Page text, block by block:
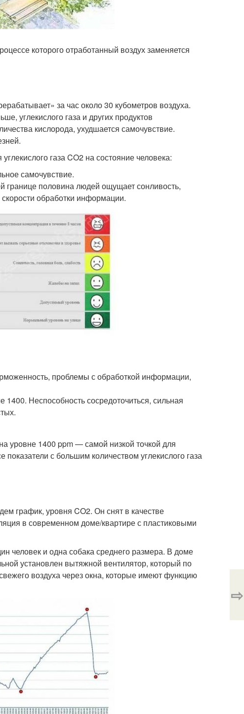
которого отработанный воздух заменяется
за час около 30 кубометров воздуха.
углекислого газа и других продуктов
кислорода, ухудшается самочувствие.
газа CO2 на состояние человека:
самочувствие.
половина людей ощущает сонливость,
обработки информации.
проблемы с обработкой информации,
Неспособность сосредоточиться, сильная
уровне 1400 ppm — самой низкой точкой для
с большим количеством углекислого газа
график, уровня CO2. Он снят в качестве
в современном доме/квартире с пластиковыми
человек и одна собака среднего размера. В доме
установлен вытяжной вентилятор, который по
воздуха через окна, которые имеют функцию
⇨